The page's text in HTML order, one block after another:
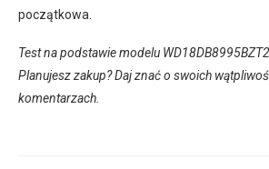
początkowa.
Test na podstawie modelu
Planujesz zakup? Daj znać o swoich
komentarzach.